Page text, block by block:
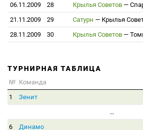
06.11.2009
28 Крылья Советов —
21.11.2009
29 Сатурн — Крылья
28.11.2009
30 Крылья Советов —
ТУРНИРНАЯ ТАБЛИЦА
№ Команда
1
Зенит
...
6
Динамо